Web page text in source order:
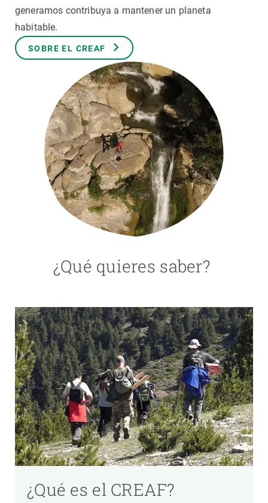
generamos contribuya a mantener un planeta
habitable.
SOBRE EL CREAF
¿Qué quieres saber?
¿Qué es el CREAF?
ÚNETE A NOSOTROS
PARTICIPA
NOTICIAS Y AGENDA